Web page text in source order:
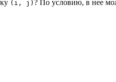
(i, j) ? По условию, в нее